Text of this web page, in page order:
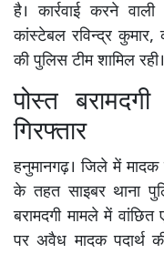
है। कार्रवाई करने
कांस्टेबल रविन्द्र कुमार,
की पुलिस टीम शामिल रही।
पोस्त
गिरफ्तार
हनुमानगढ़। जिले में मादक
के तहत साइबर थाना
बरामदगी मामले में
पर अवैध मादक पदार्थ